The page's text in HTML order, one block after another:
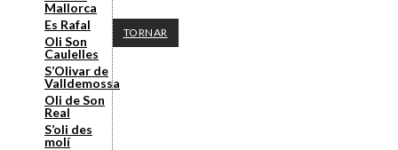
Mallorca
Es Rafal
Oli Son
Caulelles
S’Olivar de
Valldemossa
Oli de Son
Real
S’oli des
molí
TORNAR